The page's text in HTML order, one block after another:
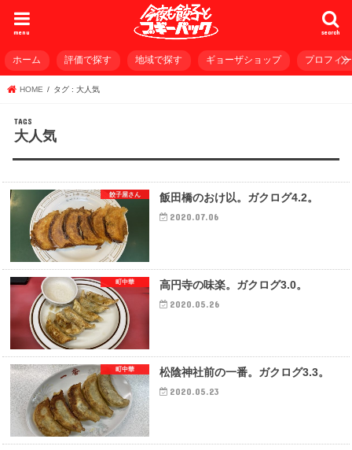
search
menu
ホーム 評価で探す 地域で探す ギョーザショップ プロフィ
HOME タグ : 大人気
大人気
餃子屋さん 飯田橋のおけ以。ガクログ4.2。
2020.07.06
町中華 高円寺の味楽。ガクログ3.0。
2020.05.26
町中華 松陰神社前の一番。ガクログ3.3。
2020.05.23